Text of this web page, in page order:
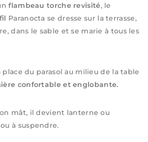
flambeau torche revisité, le
Paranocta se dresse sur la terrasse,
dans le sable et se marie à tous les
du parasol au milieu de la table
confortable et englobante.
mât, il devient lanterne ou
à suspendre.